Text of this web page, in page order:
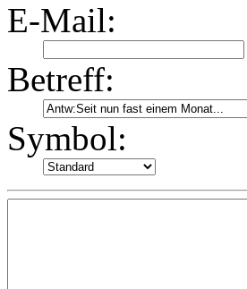
E-Mail:
Betreff:
Symbol: